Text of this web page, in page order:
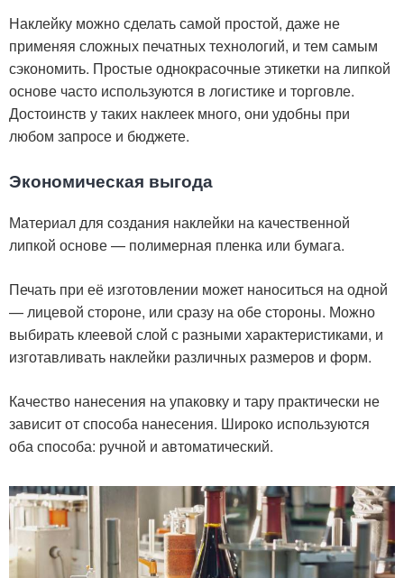
Наклейку можно сделать самой простой, даже не
применяя сложных печатных технологий, и тем самым
сэкономить. Простые однокрасочные этикетки на липкой
основе часто используются в логистике и торговле.
Достоинств у таких наклеек много, они удобны при
любом запросе и бюджете.
Экономическая выгода
Материал для создания наклейки на качественной
липкой основе — полимерная пленка или бумага.
Печать при её изготовлении может наноситься на одной
— лицевой стороне, или сразу на обе стороны. Можно
выбирать клеевой слой с разными характеристиками, и
изготавливать наклейки различных размеров и форм.
Качество нанесения на упаковку и тару практически не
зависит от способа нанесения. Широко используются
оба способа: ручной и автоматический.